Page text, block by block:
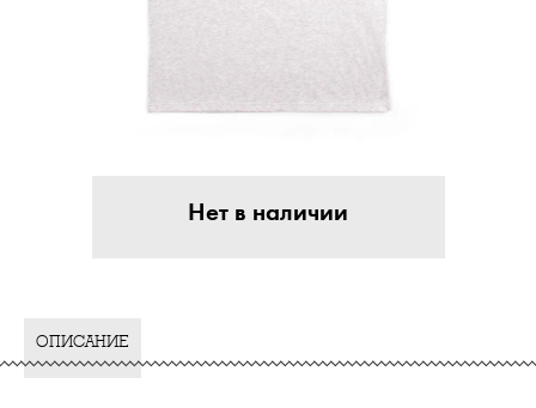
Нет в наличии
ОПИСАНИЕ